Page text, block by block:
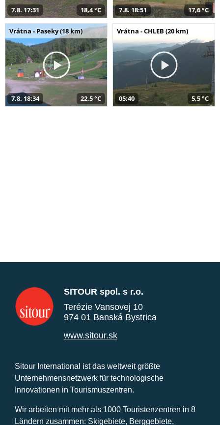
7.8. 17:31 18,4 °C 7.8. 18:51 17,6 °C
Vrátna - Paseky (18 km)
7.8. 18:34 22,5 °C
Vrátna - CHLEB (20 km)
05:40 5,5 °C
SITOUR spol. s r.o.
Terézie Vansovej 10
974 01 Banská Bystrica
www.sitour.sk
Sitour International ist das weltweit größte
Unternehmensnetzwerk für technologische
Innovationen in Tourismuszentren.
Wir arbeiten mit mehr als 1000 Touristenzentren in 8
Ländern zusammen: Skigebiete, Berggebiete,